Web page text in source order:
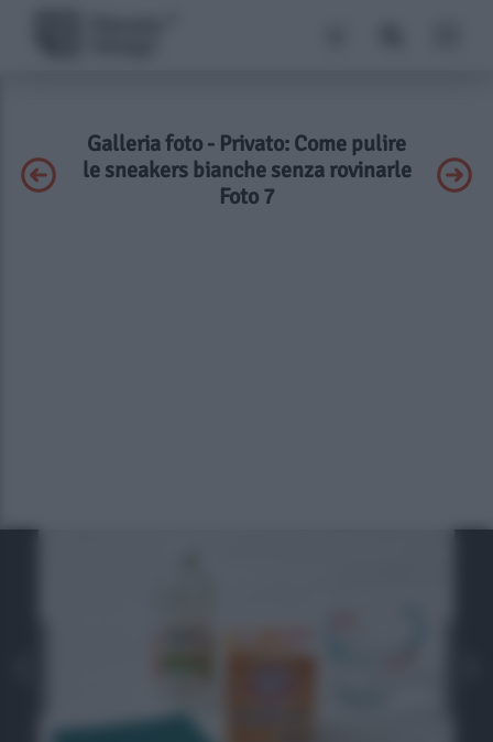
Galleria foto - Privato: Come pulire
le sneakers bianche senza rovinarle
Foto 7